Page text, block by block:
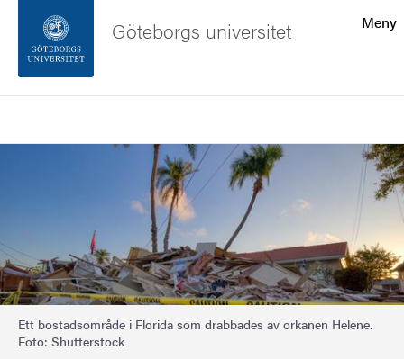
Sidfoten
Meny
Göteborgs universitet
Bild
Ett bostadsområde i Florida som drabbades av orkanen Helene.
Foto: Shutterstock